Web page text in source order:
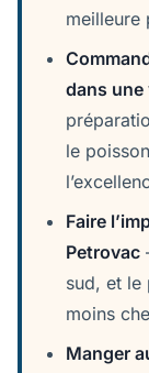
meilleure
dans une
le
Faire
Petrovac
sud, et le
moins
Manger